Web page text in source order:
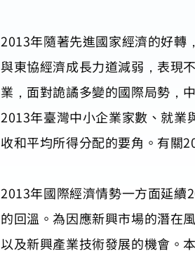
2013年隨著先進國家經濟的好轉
與東協經濟成長力道減弱，表現
業，面對詭譎多變的國際局勢，
2013年臺灣中小企業家數、就業
收和平均所得分配的要角。有關
2013年國際經濟情勢一方面延續
的回溫。為因應新興市場的潛在
以及新興產業技術發展的機會。